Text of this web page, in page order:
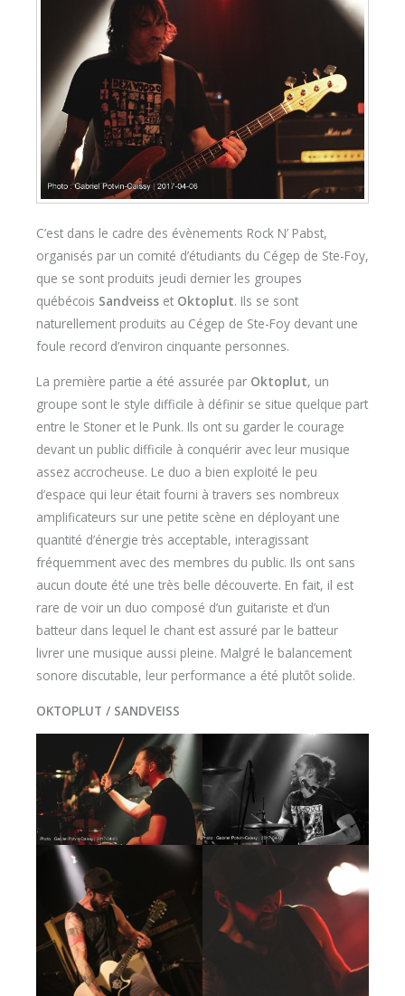
C’est dans le cadre des évènements Rock N’ Pabst,
organisés par un comité d’étudiants du Cégep de Ste-Foy,
que se sont produits jeudi dernier les groupes
québécois Sandveiss et Oktoplut. Ils se sont
naturellement produits au Cégep de Ste-Foy devant une
foule record d’environ cinquante personnes.
La première partie a été assurée par Oktoplut, un
groupe sont le style difficile à définir se situe quelque part
entre le Stoner et le Punk. Ils ont su garder le courage
devant un public difficile à conquérir avec leur musique
assez accrocheuse. Le duo a bien exploité le peu
d’espace qui leur était fourni à travers ses nombreux
amplificateurs sur une petite scène en déployant une
quantité d’énergie très acceptable, interagissant
fréquemment avec des membres du public. Ils ont sans
aucun doute été une très belle découverte. En fait, il est
rare de voir un duo composé d’un guitariste et d’un
batteur dans lequel le chant est assuré par le batteur
livrer une musique aussi pleine. Malgré le balancement
sonore discutable, leur performance a été plutôt solide.
OKTOPLUT / SANDVEISS